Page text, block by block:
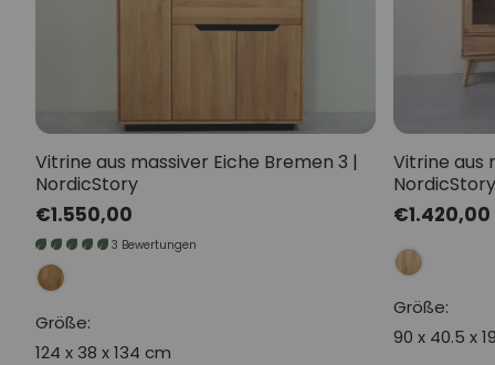
Vitrine aus massiver Eiche Bremen 3 |
NordicStory
Normaler
Preis
€1.550,00
3 Bewertungen
Größe:
124 x 38 x 134 cm
Vitrine aus
NordicStory
Normaler
Preis
€1.420,00
Größe:
90 x 40.5 x